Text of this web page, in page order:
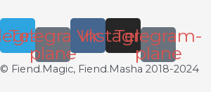
Telegram-
plane
Vk
Instagram
Telegram-
plane
© Fiend.Magic, Fiend.Masha 2018-2024